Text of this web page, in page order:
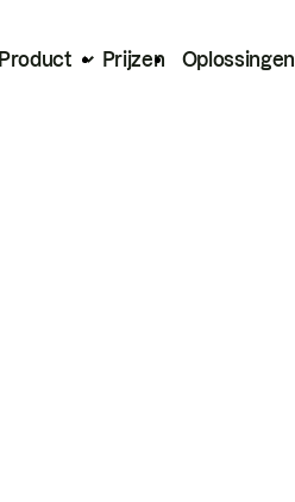
Product Prijzen Oplossingen